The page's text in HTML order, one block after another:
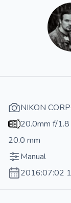
NIKON
20.0mm f/1.8
20.0 mm
Manual
2016:07:02